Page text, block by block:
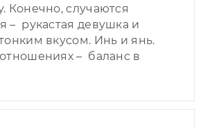
Конечно, случаются
– рукастая девушка и
вкусом. Инь и янь.
– баланс в